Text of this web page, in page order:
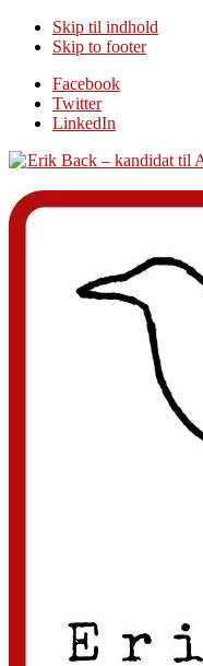
Skip til indhold
Skip to footer
Additional
menu
Facebook
Twitter
LinkedIn